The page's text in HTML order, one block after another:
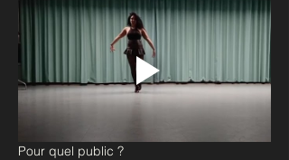
Pour quel public ?